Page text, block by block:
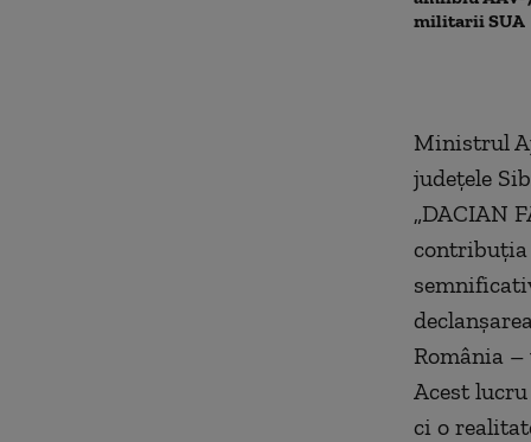
militarii SUA
Ministrul
judeţele
„DACIAN
contribuţia
România
Acest
ci o